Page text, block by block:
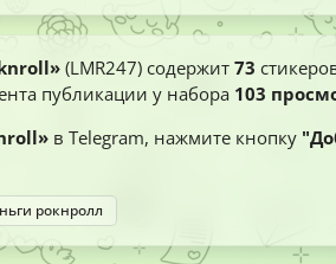
(LMR247) содержит 73
публикации у набора 103
в Telegram, нажмите кнопку
рокнролл